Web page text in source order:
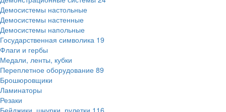
Демосистемы настольные
Демосистемы настенные
Демосистемы напольные
Государственная символика 19
Флаги и гербы
Медали, ленты, кубки
Переплетное оборудование 89
Брошюровщики
Ламинаторы
Резаки